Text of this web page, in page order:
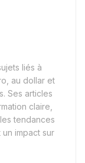
liés à
au dollar et
Ses articles
claire,
tendances
impact sur